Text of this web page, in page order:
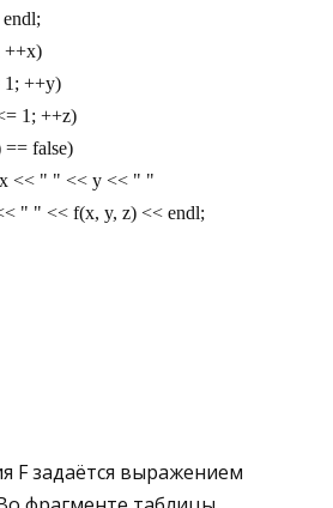
++x)
1; ++y)
<= 1; ++z)
== false)
x << " " << y << " "
z << " " << f(x, y, z) << endl;
F задаётся выражением